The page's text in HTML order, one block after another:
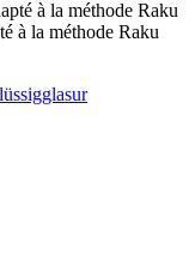
à la méthode Raku